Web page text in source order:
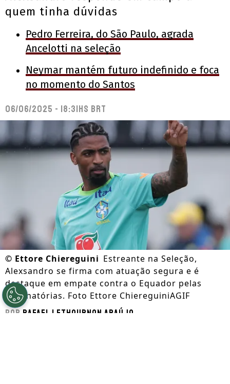
quem tinha dúvidas
Pedro Ferreira, do São Paulo, agrada
Ancelotti na seleção
Neymar mantém futuro indefinido e foca
no momento do Santos
06/06/2025 - 18:31hs BRT
© Ettore Chiereguini Estreante na Seleção,
Alexsandro se firma com atuação segura e é
destaque em empate contra o Equador pelas
Eliminatórias. Foto Ettore ChiereguiniAGIF
Por Rafael Lethournon Araújo